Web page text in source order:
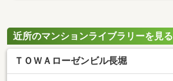
近所のマンションライブラリーを見る
ＴＯＷＡローゼンビル長堀